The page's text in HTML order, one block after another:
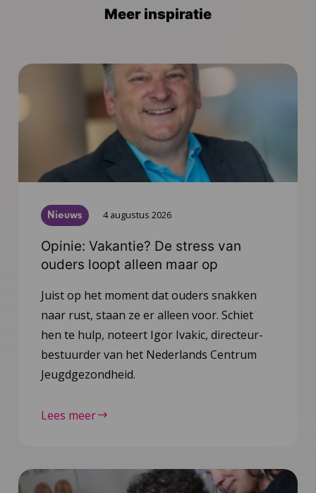
Meer inspiratie
Nieuws 4 augustus 2026
Opinie: Vakantie? De stress van
ouders loopt alleen maar op
Juist op het moment dat ouders snakken
naar rust, staan ze er alleen voor. Schiet
hen te hulp, noteert Igor Ivakic, directeur-
bestuurder van het Nederlands Centrum
Jeugdgezondheid.
Lees meer